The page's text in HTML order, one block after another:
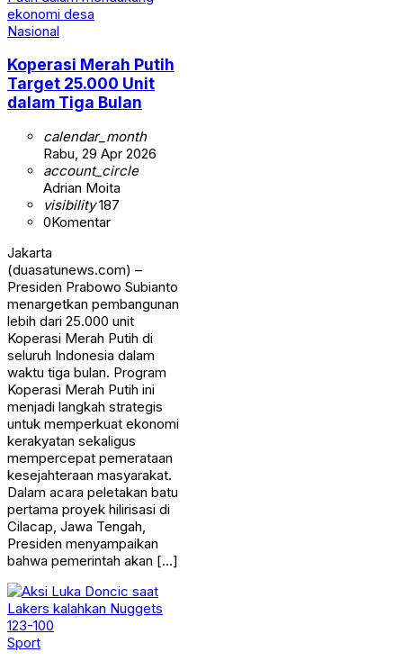
Nasional
Koperasi Merah Putih
Target 25.000 Unit
dalam Tiga Bulan
calendar_month
Rabu, 29 Apr 2026
account_circle
Adrian Moita
visibility187
0Komentar
Jakarta
(duasatunews.com) –
Presiden Prabowo Subianto
menargetkan pembangunan
lebih dari 25.000 unit
Koperasi Merah Putih di
seluruh Indonesia dalam
waktu tiga bulan. Program
Koperasi Merah Putih ini
menjadi langkah strategis
untuk memperkuat ekonomi
kerakyatan sekaligus
mempercepat pemerataan
kesejahteraan masyarakat.
Dalam acara peletakan batu
pertama proyek hilirisasi di
Cilacap, Jawa Tengah,
Presiden menyampaikan
bahwa pemerintah akan […]
Sport